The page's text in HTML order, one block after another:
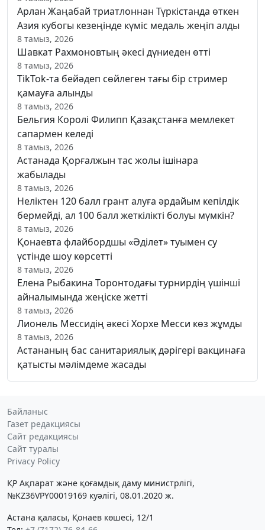
Арлан Жаңабай триатлоннан Түркістанда өткен
Азия кубогы кезеңінде күміс медаль жеңіп алды
8 тамыз, 2026
Шавкат Рахмоновтың әкесі дүниеден өтті
8 тамыз, 2026
TikTok-та бейәдеп сөйлеген тағы бір стример
қамауға алынды
8 тамыз, 2026
Бельгия Королі Филипп Қазақстанға мемлекет
сапармен келеді
8 тамыз, 2026
Астанада Қорғалжын тас жолы ішінара
жабылады
8 тамыз, 2026
Неліктен 120 балл грант алуға әрдайым кепілдік
бермейді, ал 100 балл жеткілікті болуы мүмкін?
8 тамыз, 2026
Қонаевта флайбордшы «Әділет» туымен су
үстінде шоу көрсетті
8 тамыз, 2026
Елена Рыбакина Торонтодағы турнирдің үшінші
айналымында жеңіске жетті
8 тамыз, 2026
Лионель Мессидің әкесі Хорхе Месси көз жұмды
8 тамыз, 2026
Астананың бас санитариялық дәрігері вакцинаға
қатысты мәлімдеме жасады
Байланыс
Газет редакциясы
Сайт редакциясы
Сайт туралы
Privacy Policy
ҚР Ақпарат және қоғамдық даму министрлігі,
№KZ36VPY00019169 куәлігі, 08.01.2020 ж.
Астана қаласы, Қонаев көшесі, 12/1